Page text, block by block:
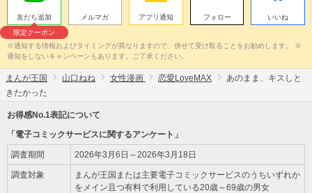
友だち追加
限定クーポン
メルマガ アプリ通知 フォロー いいね
※通知する情報およびタイミングが異なりますので、併せて受け取ることをお勧めします。 ※
通知をしないキャンペーンもあります。ご了承ください。
まんが王国 山口ねね 女性漫画 恋愛LoveMAX
あのまま、キスしと
きたかった
お得感No.1表記について
「電子コミックサービスに関するアンケート」
調査期間 2026年3月6日～2026年3月18日
調査対象
まんが王国または主要電子コミックサービスのうちいずれか
をメイン且つ有料で利用している20歳～69歳の男女